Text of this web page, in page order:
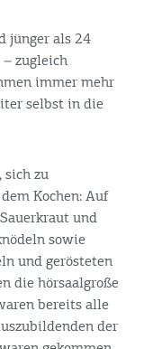
jünger als 24
– zugleich
immer mehr
selbst in die
sich zu
Kochen: Auf
und
sowie
und gerösteten
die hörsaalgroße
bereits alle
der